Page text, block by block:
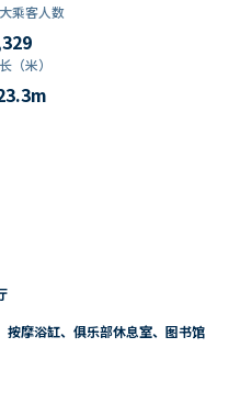
乘客人数
（米）
m
按摩浴缸、俱乐部休息室、图书馆